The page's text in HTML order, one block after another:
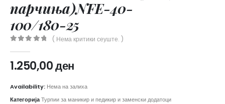
парчиња)NFE-40-
100/180-25
( Нема критики сеуште. )
1.250,00ден
Availability: Нема на залиха
КатегоријаТурпии за маникир и педикир и заменски додатоци